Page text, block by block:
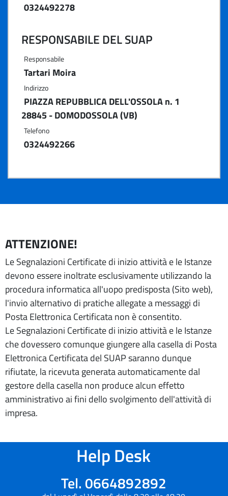
0324492278
RESPONSABILE DEL SUAP
Responsabile
Tartari Moira
Indirizzo
PIAZZA REPUBBLICA DELL'OSSOLA n. 1
28845 - DOMODOSSOLA (VB)
Telefono
0324492266
ATTENZIONE!
Le Segnalazioni Certificate di inizio attività e le Istanze
devono essere inoltrate esclusivamente utilizzando la
procedura informatica all'uopo predisposta (Sito web),
l'invio alternativo di pratiche allegate a messaggi di
Posta Elettronica Certificata non è consentito.
Le Segnalazioni Certificate di inizio attività e le Istanze
che dovessero comunque giungere alla casella di Posta
Elettronica Certificata del SUAP saranno dunque
rifiutate, la ricevuta generata automaticamente dal
gestore della casella non produce alcun effetto
amministrativo ai fini dello svolgimento dell'attività di
impresa.
Help Desk
Tel. 0664892892